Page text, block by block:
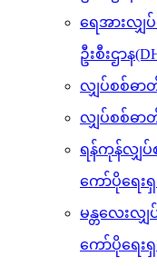
ရေအားလျှ
ဦးစီးဌာန
လျှပ်စစ်ဓာ
လျှပ်စစ်ဓာတ်
ရန်ကုန်လျှပ်
ကော်ပိုရေးရှ
မန္တလေးလျှ
ကော်ပိုရေးရှ